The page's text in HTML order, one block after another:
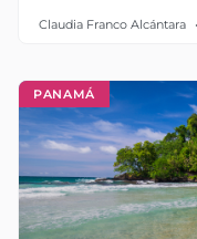
Claudia Franco Alcántara
PANAMÁ